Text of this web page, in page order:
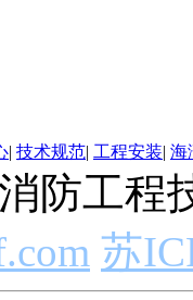
| 技术规范| 工程安装| 海
防工程
苏